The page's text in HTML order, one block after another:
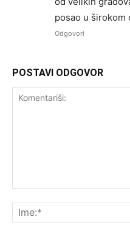
posao u
Odgovori
POSTAVI ODGOVOR